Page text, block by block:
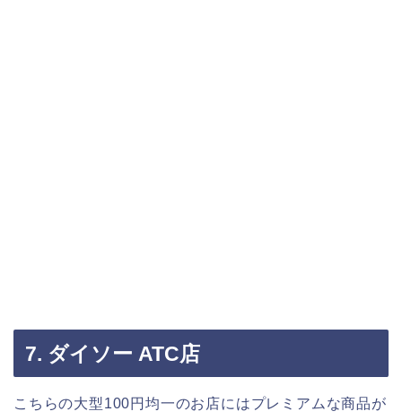
7. ダイソー ATC店
こちらの大型100円均一のお店にはプレミアムな商品が